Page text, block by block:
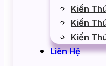
Kiến
Kiến
Kiến
Liên Hệ